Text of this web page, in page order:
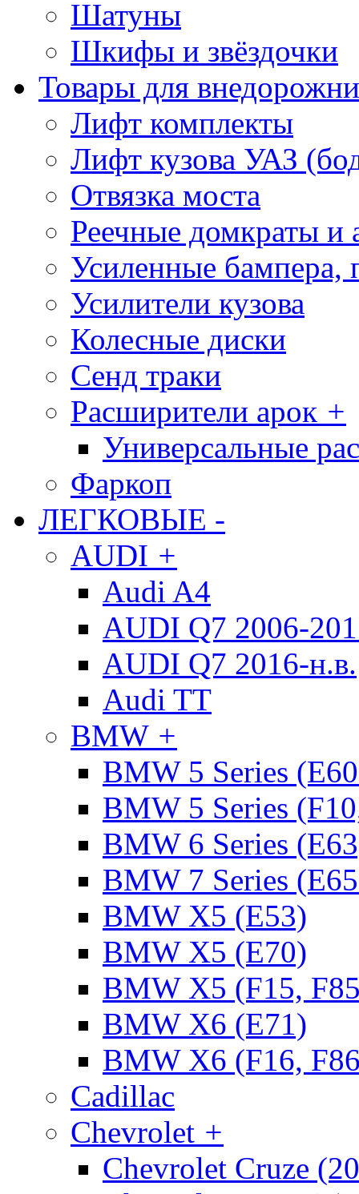
Шатуны
Шкифы и звёздочки
Товары для
Лифт комплекты
Лифт кузова УАЗ
Отвязка моста
Реечные домкраты и
Усиленные бампера,
Усилители кузова
Колесные диски
Сенд траки
Расширители арок +
Универсальные
Фаркоп
ЛЕГКОВЫЕ -
AUDI +
Audi A4
AUDI Q7 2006-
AUDI Q7 2016-н.в.
Audi TT
BMW +
BMW 5 Series
BMW 5 Series
BMW 6 Series
BMW 7 Series
BMW X5 (E53)
BMW X5 (E70)
BMW X5 (F15,
BMW X6 (E71)
BMW X6 (F16,
Cadillac
Chevrolet +
Chevrolet Cruze